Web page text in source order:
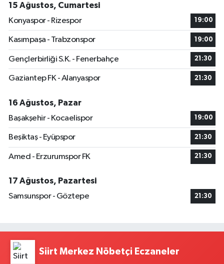
15 Ağustos, Cumartesi
Konyaspor - Rizespor
19:00
Kasımpaşa - Trabzonspor 19:00
Gençlerbirliği S.K. - Fenerbahçe 21:30
Gaziantep FK - Alanyaspor 21:30
16 Ağustos, Pazar
Başakşehir - Kocaelispor
19:00
Beşiktaş - Eyüpspor 21:30
Amed - Erzurumspor FK 21:30
17 Ağustos, Pazartesi
Samsunspor - Göztepe
21:30
Siirt Merkez Nöbetçi Eczaneler